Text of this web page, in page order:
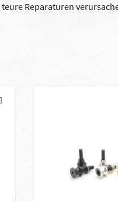
Reparaturen